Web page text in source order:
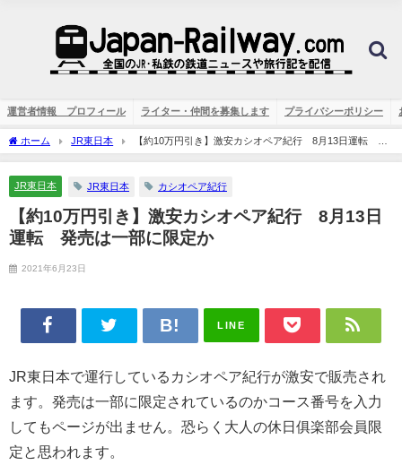
運営者情報 プロフィール ライター・仲間を募集します プライバシーポリシー
ホーム JR東日本
【約10万円引き】激安カシオペア紀行 8月13日運転 発
売は一部に限定か
JR東日本 JR東日本 カシオペア紀行
【約10万円引き】激安カシオペア紀行 8月13日
運転 発売は一部に限定か
2021年6月23日
LINE
JR東日本で運行しているカシオペア紀行が激安で販売され
ます。発売は一部に限定されているのかコース番号を入力
してもページが出ません。恐らく大人の休日俱楽部会員限
定と思われます。